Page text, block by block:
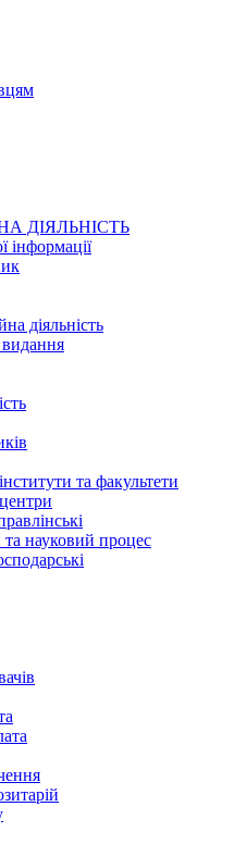
ДІЯЛЬНІСТЬ
інформації
діяльність
видання
та факультети
науковий процес